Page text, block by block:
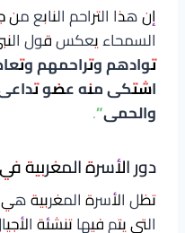
إن هذا التراحم النابع
السمحاء يعكس قول
توادهم وتراحمهم
اشتكى منه عضو تداعى
والحمى”.
دور الأسرة المغربية
تظل الأسرة المغربية
التي يتم فيها تنشئة